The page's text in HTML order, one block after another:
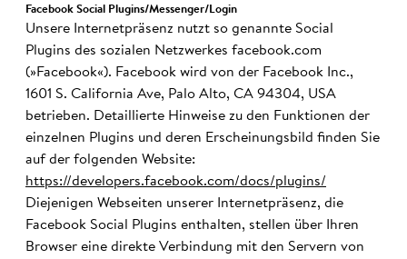
Facebook So­cial Plug­ins/Mes­senger/Log­in
Unsere Internetpräsenz nutzt so genannte Social
Plugins des sozialen Netzwerkes facebook.com
(»Facebook«). Facebook wird von der Facebook Inc.,
1601 S. California Ave, Palo Alto, CA 94304, USA
betrieben. Detaillierte Hinweise zu den Funktionen der
einzelnen Plugins und deren Erscheinungsbild finden Sie
auf der folgenden Website:
https://developers.facebook.com/docs/plugins/
Diejenigen Webseiten unserer Internetpräsenz, die
Facebook Social Plugins enthalten, stellen über Ihren
Browser eine direkte Verbindung mit den Servern von